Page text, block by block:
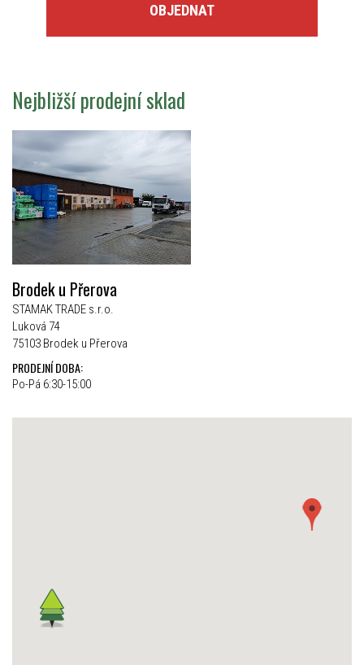
OBJEDNAT
Nejbližší prodejní sklad
Brodek u Přerova
STAMAK TRADE s.r.o.
Luková 74
75103 Brodek u Přerova
PRODEJNÍ DOBA:
Po-Pá 6:30-15:00